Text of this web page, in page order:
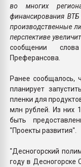
во многих
финансирования
производственные
перспективе
сообщении
Преферансова.
Ранее сообщалось,
планирует
пленки для
млн рублей. Из них
быть
"Проекты развития".
"Десногорский
году в Десногорске